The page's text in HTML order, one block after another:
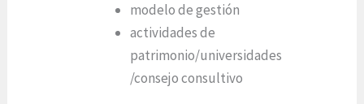
modelo de gestión
actividades de
patrimonio/universidades
/consejo consultivo